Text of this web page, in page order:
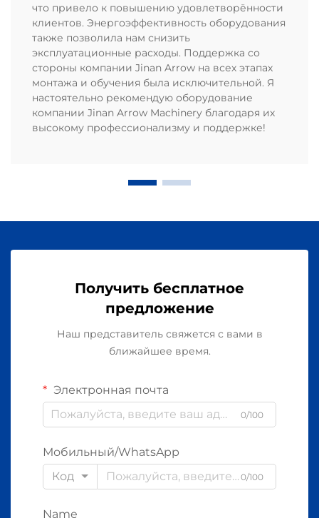
что привело к повышению удовлетворённости
клиентов. Энергоэффективность оборудования
также позволила нам снизить
эксплуатационные расходы. Поддержка со
стороны компании Jinan Arrow на всех этапах
монтажа и обучения была исключительной. Я
настоятельно рекомендую оборудование
компании Jinan Arrow Machinery благодаря их
высокому профессионализму и поддержке!
Получить бесплатное
предложение
Наш представитель свяжется с вами в
ближайшее время.
Электронная почта
0/100
Мобильный/WhatsApp
Код
0/100
Name